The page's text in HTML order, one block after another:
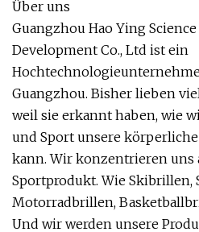
Über uns
Guangzhou Hao Ying
Development Co., Ltd ist ein
Guangzhou. Bisher lieben
weil sie erkannt haben, wie
und Sport unsere
kann. Wir konzentrieren uns
Sportprodukt. Wie
Motorradbrillen,
Und wir werden unsere